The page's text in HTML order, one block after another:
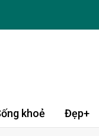
khoẻ Đẹp+